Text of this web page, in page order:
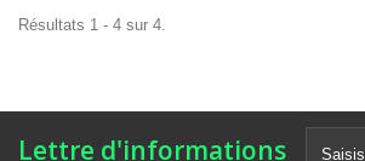
Résultats 1 - 4 sur 4.
Lettre d'informations